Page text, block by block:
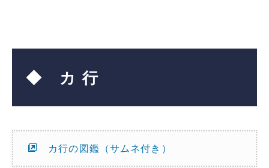
◆ カ 行
カ行の図鑑（サムネ付き）